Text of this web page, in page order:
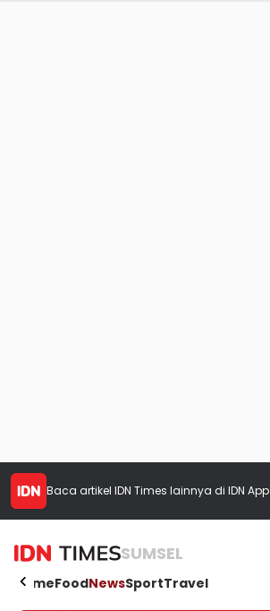
Baca artikel IDN Times lainnya di IDN App
SUMSEL
HomeFoodNewsSportTravel